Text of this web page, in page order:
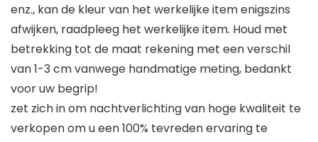
enz., kan de kleur van het werkelijke item enigszins
afwijken, raadpleeg het werkelijke item. Houd met
betrekking tot de maat rekening met een verschil
van 1-3 cm vanwege handmatige meting, bedankt
voor uw begrip!
zet zich in om nachtverlichting van hoge kwaliteit te
verkopen om u een 100% tevreden ervaring te